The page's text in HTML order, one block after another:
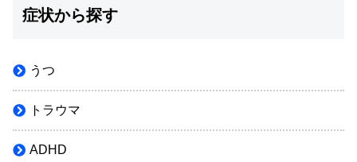
症状から探す
うつ
トラウマ
ADHD